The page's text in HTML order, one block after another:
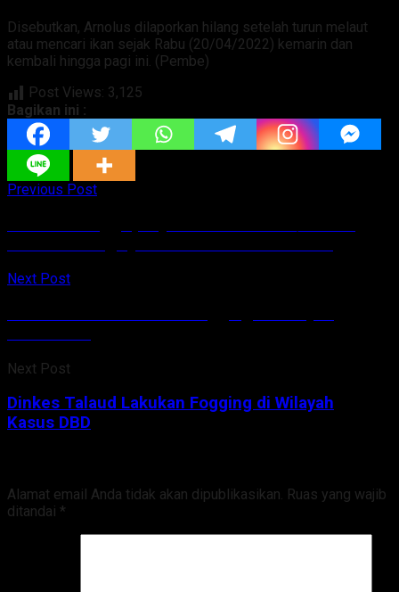
Disebutkan, Arnolus dilaporkan hilang setelah turun melaut
atau mencari ikan sejak Rabu (20/04/2022) kemarin dan
kembali hingga pagi ini. (Pembe)
Post Views: 3,125
Bagikan ini :
Previous Post
Next Post
Next Post
Dinkes Talaud Lakukan Fogging di Wilayah
Kasus DBD
Alamat email Anda tidak akan dipublikasikan. Ruas yang wajib
ditandai *